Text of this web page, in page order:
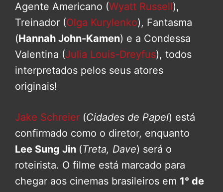
Agente Americano (Wyatt Russell),
Treinador (Olga Kurylenko), Fantasma
(Hannah John-Kamen) e a Condessa
Valentina (Julia Louis-Dreyfus), todos
interpretados pelos seus atores
originais!
Jake Schreier (Cidades de Papel) está
confirmado como o diretor, enquanto
Lee Sung Jin (Treta, Dave) será o
roteirista. O filme está marcado para
chegar aos cinemas brasileiros em 1° de